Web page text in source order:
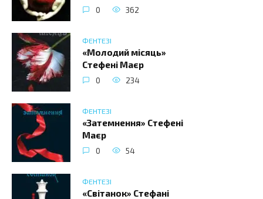
0 362
ФЕНТЕЗІ
«Молодий місяць»
Стефені Маєр
0 234
ФЕНТЕЗІ
«Затемнення» Стефені
Маєр
0 54
ФЕНТЕЗІ
«Світанок» Стефані